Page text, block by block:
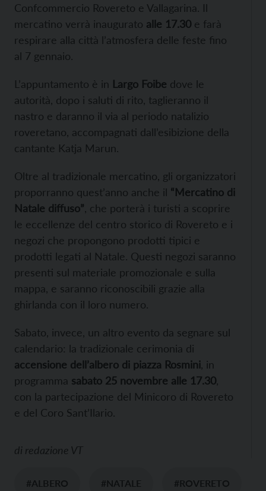
Confcommercio Rovereto e Vallagarina. Il
mercatino verrà inaugurato alle 17.30 e farà
respirare alla città l’atmosfera delle feste fino
al 7 gennaio.
L’appuntamento è in Largo Foibe dove le
autorità, dopo i saluti di rito, taglieranno il
nastro e daranno il via al periodo natalizio
roveretano, accompagnati dall’esibizione della
cantante Katja Marun.
Oltre al tradizionale mercatino, gli organizzatori
proporranno quest’anno anche il “Mercatino di
Natale diffuso” , che porterà i turisti a scoprire
le eccellenze del centro storico di Rovereto e i
negozi che propongono prodotti tipici e
prodotti legati al Natale. Questi negozi saranno
presenti sul materiale promozionale e sulla
mappa, e saranno riconoscibili grazie alla
ghirlanda con il loro numero.
Sabato, invece, un altro evento da segnare sul
calendario: la tradizionale cerimonia di
accensione dell’albero di piazza Rosmini , in
programma sabato 25 novembre alle 17.30
con la partecipazione del Minicoro di Rovereto
e del Coro Sant’Ilario.
di redazione VT
#ALBERO #NATALE #ROVERETO